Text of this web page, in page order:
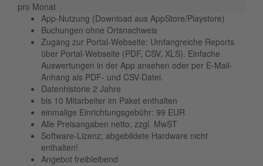
pro Monat
App-Nutzung (Download aus AppStore/Playstore)
Buchungen ohne Ortsnachweis
Zugang zur Portal-Webseite: Umfangreiche Reports
über Portal-Webseite (PDF, CSV, XLS). Einfache
Auswertungen in der App ansehen oder per E-Mail-
Anhang als PDF- und CSV-Datei.
Datenhistorie 2 Jahre
bis 10 Mitarbeiter im Paket enthalten
einmalige Einrichtungsgebühr: 99 EUR
Alle Preisangaben netto, zzgl. MwST
Software-Lizenz; abgebildete Hardware nicht
enthalten!
Angebot freibleibend